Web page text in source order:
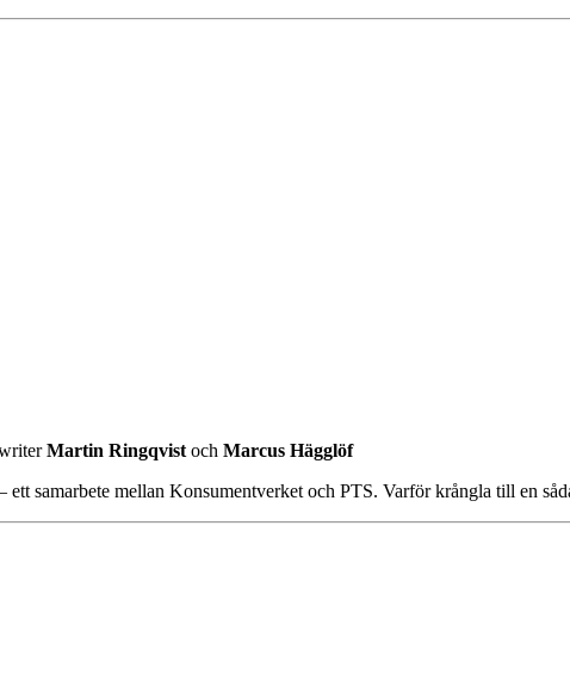
Martin Ringqvist och Marcus Hägglöf
samarbete mellan Konsumentverket och PTS. Varför krångla till en